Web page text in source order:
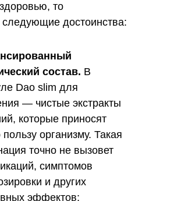
то
следующие достоинства:
состав. В
Dao slim для
— чистые экстракты
которые приносят
пользу организму. Такая
точно не вызовет
симптомов
и других
эффектов;